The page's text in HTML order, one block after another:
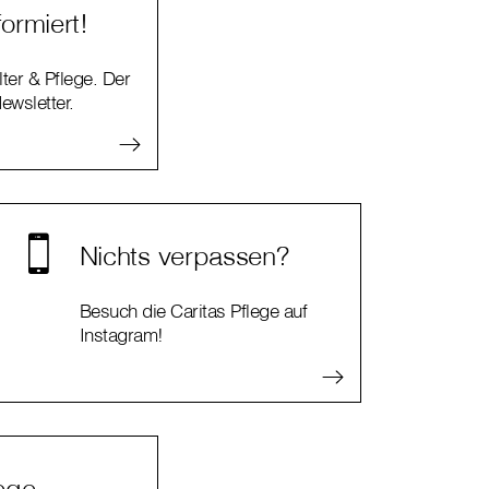
& Pflege. Der
Nichts verpassen?
Besuch die Caritas Pflege auf
Instagram!